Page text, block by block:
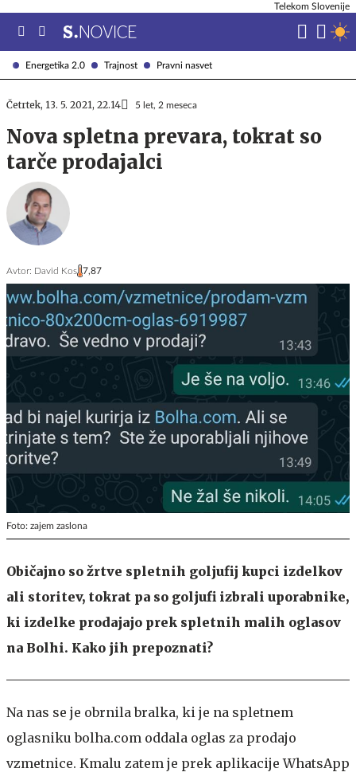
Energetika 2.0 Trajnost Pravni nasvet
Telekom Slovenije
Četrtek, 13. 5. 2021, 22.14 5 let, 2 meseca
Nova spletna prevara, tokrat so
tarče prodajalci
Avtor: David Kos 7,87
Foto: zajem zaslona
Običajno so žrtve spletnih goljufij kupci izdelkov
ali storitev, tokrat pa so goljufi izbrali uporabnike,
ki izdelke prodajajo prek spletnih malih oglasov
na Bolhi. Kako jih prepoznati?
Na nas se je obrnila bralka, ki je na spletnem
oglasniku bolha.com oddala oglas za prodajo
vzmetnice. Kmalu zatem je prek aplikacije WhatsApp